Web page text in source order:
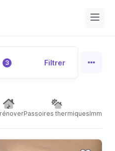
3 Filtrer
Passoires thermiques